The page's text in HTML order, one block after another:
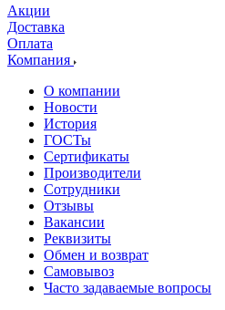
Акции
Доставка
Оплата
Компания
О компании
Новости
История
ГОСТы
Сертификаты
Производители
Сотрудники
Отзывы
Вакансии
Реквизиты
Обмен и возврат
Самовывоз
Часто задаваемые вопросы